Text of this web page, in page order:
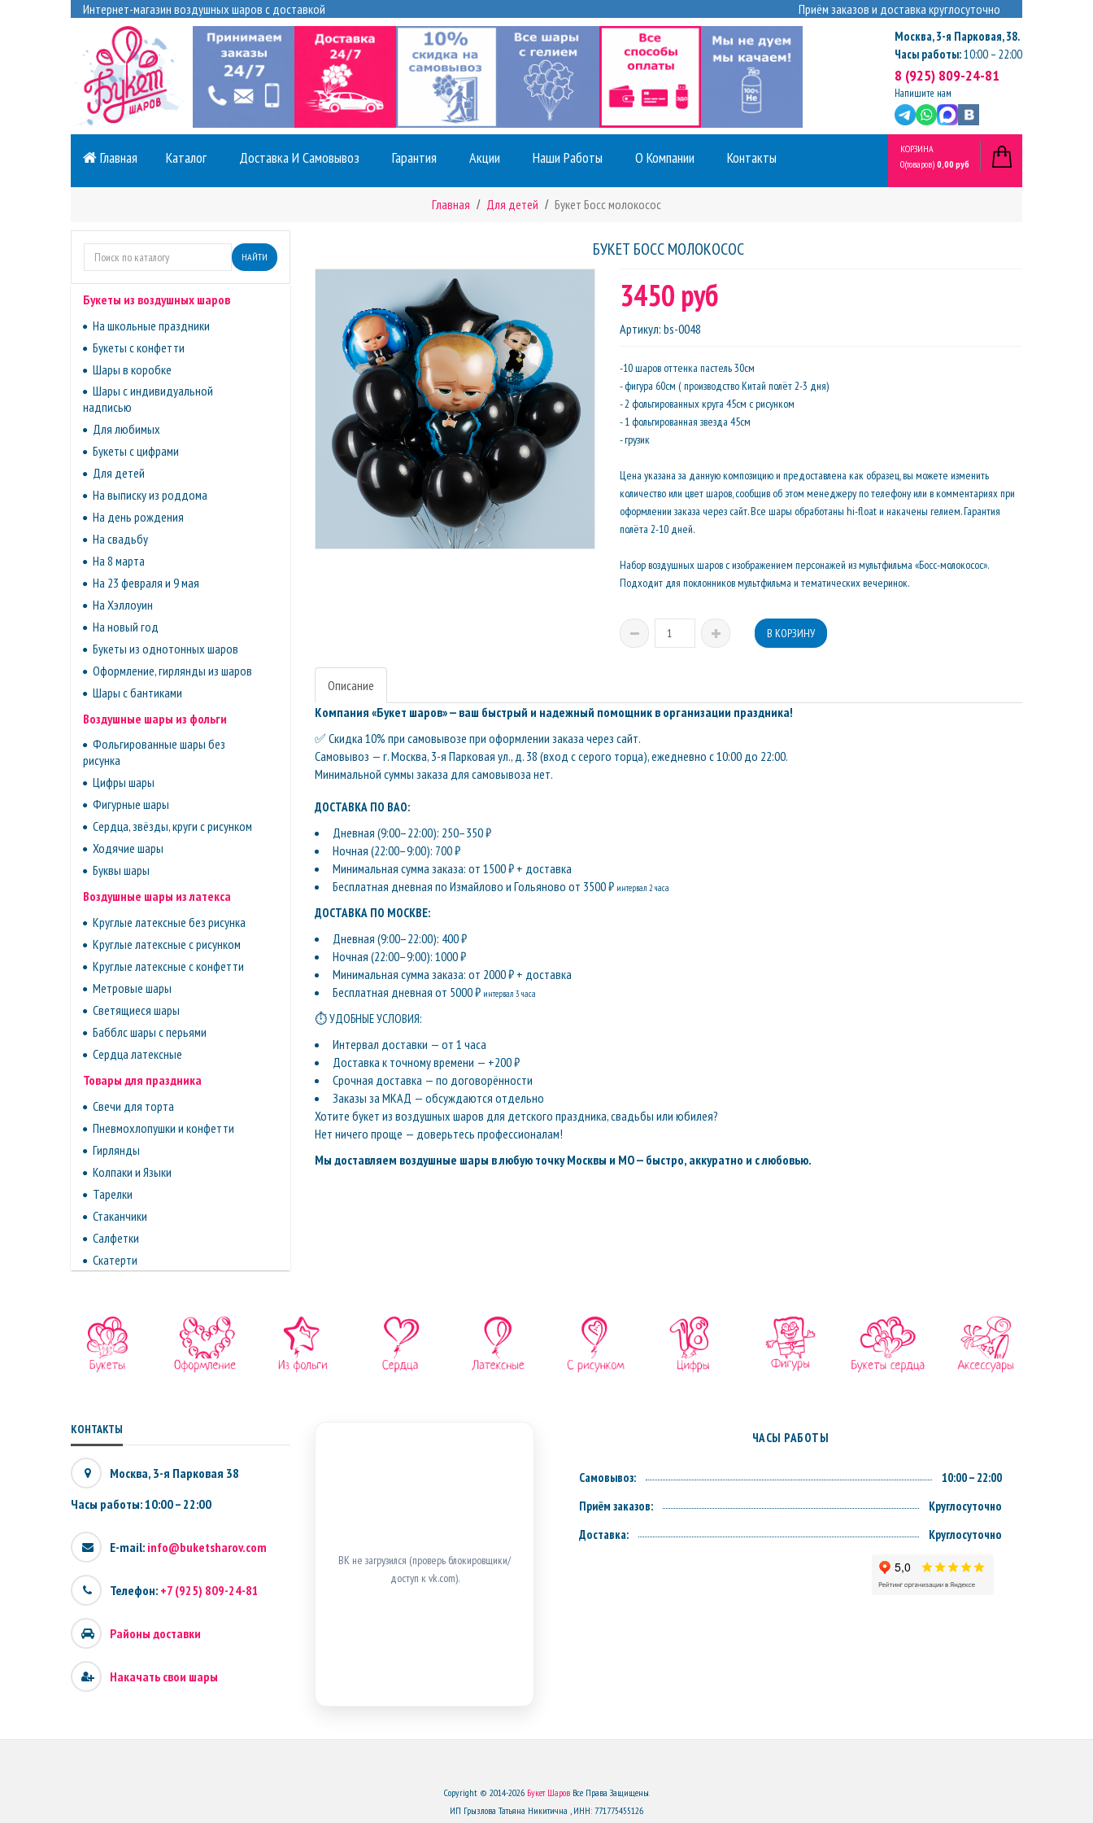
Интернет-магазин воздушных шаров с доставкой Приём заказов и доставка круглосуточно
Москва,3-я Парковая, 38.
Часы работы:10:00 – 22:00
8 (925) 809-24-81
Напишите нам
Главная Каталог Доставка И Самовывоз Гарантия Акции Наши Работы О Компании Контакты
КОРЗИНА
0(товаров) 0,00 руб
Главная Для детей Букет Босс молокосос
НАЙТИ
Букеты из воздушных шаров
На школьные праздники
Букеты с конфетти
Шары в коробке
Шары с индивидуальной
надписью
Для любимых
Букеты с цифрами
Для детей
На выписку из роддома
На день рождения
На свадьбу
На 8 марта
На 23 февраля и 9 мая
На Хэллоуин
На новый год
Букеты из однотонных шаров
Оформление, гирлянды из шаров
Шары с бантиками
Воздушные шары из фольги
Фольгированные шары без
рисунка
Цифры шары
Фигурные шары
Сердца, звёзды, круги с рисунком
Ходячие шары
Буквы шары
Воздушные шары из латекса
Круглые латексные без рисунка
Круглые латексные с рисунком
Круглые латексные с конфетти
Метровые шары
Светящиеся шары
Бабблс шары с перьями
Сердца латексные
Товары для праздника
Свечи для торта
Пневмохлопушки и конфетти
Гирлянды
Колпаки и Языки
Тарелки
Стаканчики
Салфетки
Скатерти
БУКЕТ БОСС МОЛОКОСОС
3450 руб
Артикул: bs-0048
-10 шаров оттенка пастель 30см
- фигура 60см ( производство Китай полёт 2-3 дня)
- 2 фольгированных круга 45см с рисунком
- 1 фольгированная звезда 45см
- грузик
Цена указана за данную композицию и предоставлена как образец, вы можете изменить
количество или цвет шаров, сообщив об этом менеджеру по телефону или в комментариях при
оформлении заказа через сайт. Все шары обработаны hi-float и накачены гелием. Гарантия
полёта 2-10 дней.
Набор воздушных шаров с изображением персонажей из мультфильма «Босс-молокосос».
Подходит для поклонников мультфильма и тематических вечеринок.
Описание
Компания «Букет шаров» — ваш быстрый и надежный помощник в организации праздника!
✅ Скидка 10% при самовывозе при оформлении заказа через сайт.
Самовывоз — г. Москва, 3-я Парковая ул., д. 38 (вход с серого торца), ежедневно с 10:00 до 22:00.
Минимальной суммы заказа для самовывоза нет.
ДОСТАВКА ПО ВАО:
Дневная (9:00–22:00): 250–350 ₽
Ночная (22:00–9:00): 700 ₽
Минимальная сумма заказа: от 1500 ₽ + доставка
Бесплатная дневная по Измайлово и Гольяново от 3500 ₽ интервал 2 часа
ДОСТАВКА ПО МОСКВЕ:
Дневная (9:00–22:00): 400 ₽
Ночная (22:00–9:00): 1000 ₽
Минимальная сумма заказа: от 2000 ₽ + доставка
Бесплатная дневная от 5000 ₽ интервал 3 часа
⏱ УДОБНЫЕ УСЛОВИЯ:
Интервал доставки — от 1 часа
Доставка к точному времени — +200 ₽
Срочная доставка — по договорённости
Заказы за МКАД — обсуждаются отдельно
Хотите букет из воздушных шаров для детского праздника, свадьбы или юбилея?
Нет ничего проще — доверьтесь профессионалам!
Мы доставляем воздушные шары в любую точку Москвы и МО — быстро, аккуратно и с любовью.
КОНТАКТЫ
Москва, 3-я Парковая 38
Часы работы: 10:00 – 22:00
E-mail: info@buketsharov.com
Телефон: +7 (925) 809-24-81
Районы доставки
Накачать свои шары
ВК не загрузился (проверь блокировщики/
доступ к vk.com).
ЧАСЫ РАБОТЫ
Самовывоз:
10:00 – 22:00
Приём заказов:
Круглосуточно
Доставка:
Круглосуточно
Copyright © 2014-2026 Букет ШаровВсе Права Защищены.
ИП Грызлова Татьяна Никитична , ИНН: 771775455126